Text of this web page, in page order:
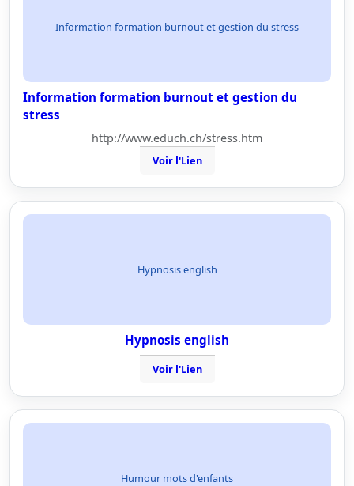
Information formation burnout et gestion du stress
Information formation burnout et gestion du
stress
http://www.educh.ch/stress.htm
Voir l'Lien
Hypnosis english
Hypnosis english
Voir l'Lien
Humour mots d'enfants